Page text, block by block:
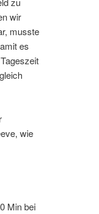
wir
musste
es
wie
Min bei